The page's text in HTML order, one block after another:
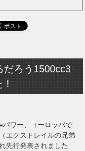
だろう1500cc3
パワー、ヨーロッパで
エクストレイルの兄弟
先行発表されました